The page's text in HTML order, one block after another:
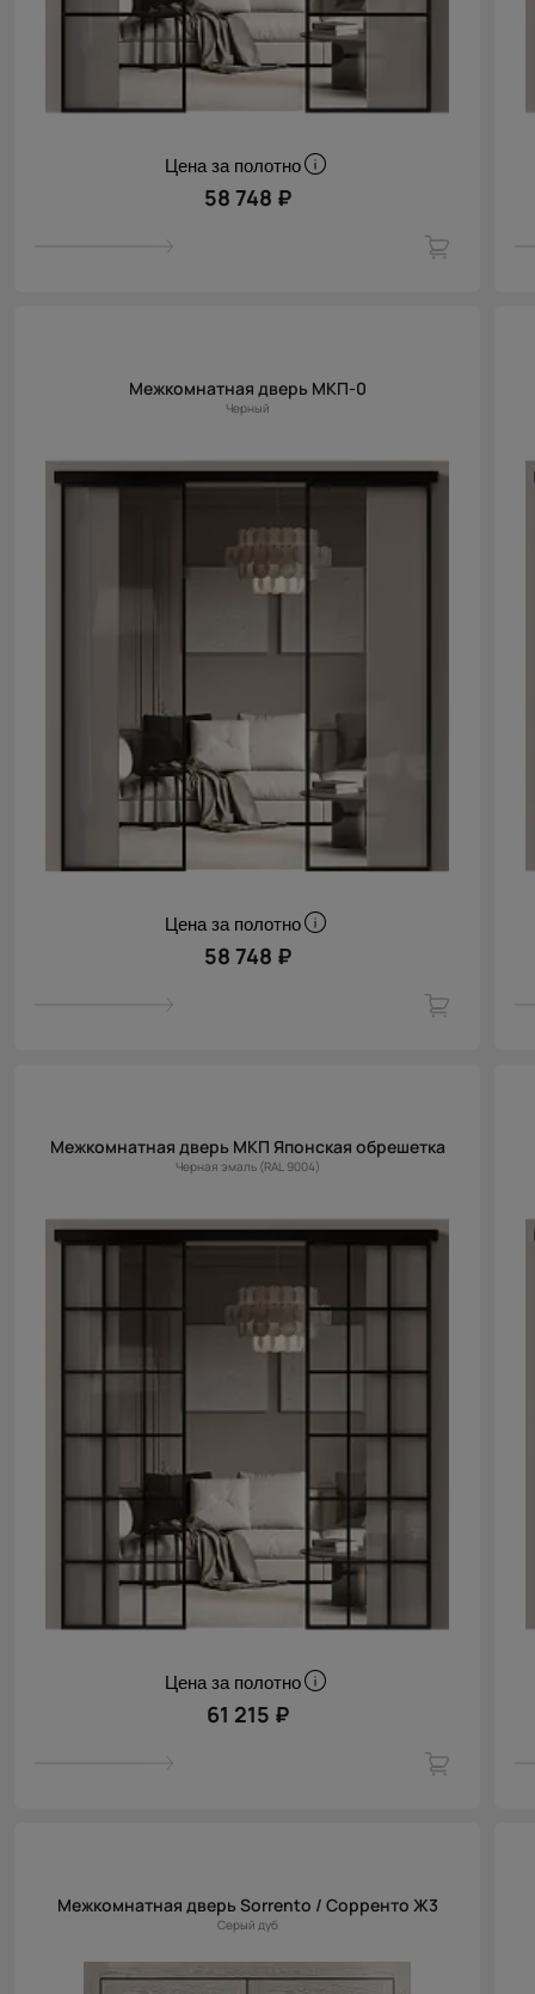
Цена за полотно
58 748 ₽
Межкомнатная дверь МКП-0
Черный
Цена за полотно
58 748 ₽
Межкомнатная дверь МКП Японская обрешетка
Черная эмаль (RAL 9004)
Цена за полотно
61 215 ₽
Межкомнатная дверь Sorrento / Сорренто Ж3
Серый дуб